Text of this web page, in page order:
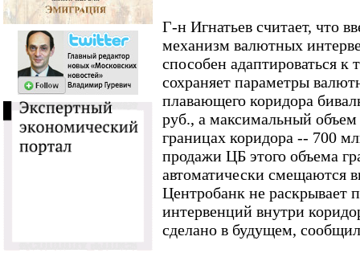
Г-н Игнатьев считает, что
механизм валютных
способен адаптироваться
сохраняет параметры
плавающего коридора
руб., а максимальный
границах коридора -- 700
продажи ЦБ этого объема
автоматически смещаются
Центробанк не раскрывает
интервенций внутри
сделано в будущем,